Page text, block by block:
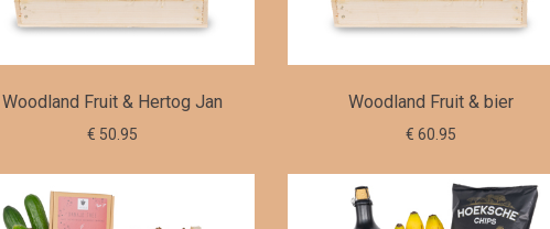
Woodland Fruit & Hertog Jan
€ 50.95
Woodland Fruit & bier
€ 60.95